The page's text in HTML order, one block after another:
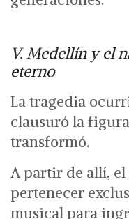
V. Medellín y el
eterno
La tragedia
clausuró la
transformó.
A partir de allí,
pertenecer
musical para